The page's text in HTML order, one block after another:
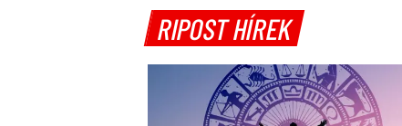
RIPOST HÍREK